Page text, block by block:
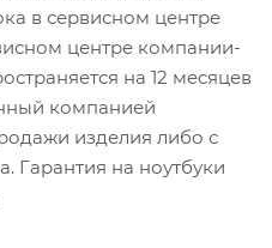
в сервисном центре
центре компании-
на 12 месяцев
компанией
изделия либо с
Гарантия на ноутбуки